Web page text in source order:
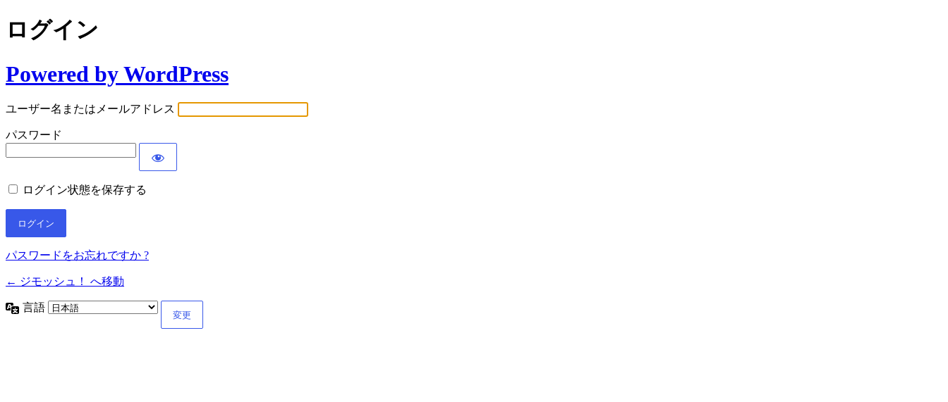
ログイン
Powered by WordPress
ユーザー名またはメールアドレス
パスワード
ログイン状態を保存する
パスワードをお忘れですか ?
← ジモッシュ！ へ移動
言語